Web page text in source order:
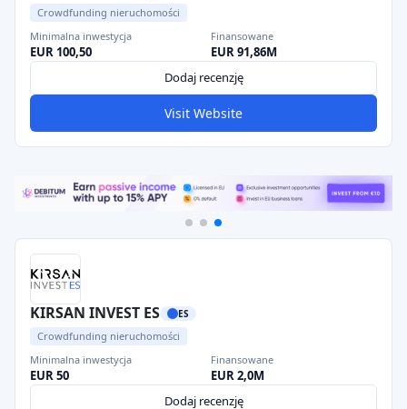
Crowdfunding nieruchomości
Minimalna inwestycja
EUR 100,50
Finansowane
EUR 91,86M
Dodaj recenzję
Visit Website
KIRSAN INVEST ES ES
Crowdfunding nieruchomości
Minimalna inwestycja
EUR 50
Finansowane
EUR 2,0M
Dodaj recenzję